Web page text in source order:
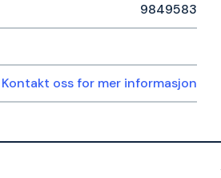
9849583
Kontakt oss for mer informasjon